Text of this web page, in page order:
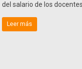
del salario de los
Leer más